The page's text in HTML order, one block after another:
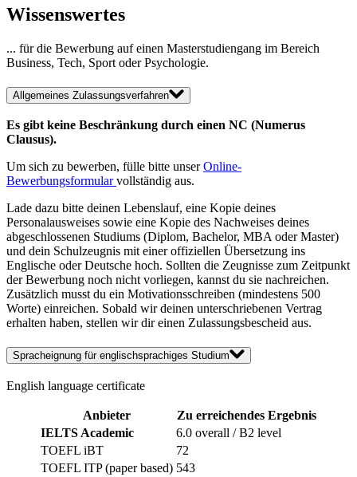
Wissenswertes
... für die Bewerbung auf einen Masterstudiengang im Bereich
Business, Tech, Sport oder Psychologie.
Allgemeines Zulassungsverfahren
Es gibt keine Beschränkung durch einen NC (Numerus
Clausus).
Um sich zu bewerben, fülle bitte unserOnline-
Bewerbungsformularvollständig aus.
Lade dazu bitte deinen Lebenslauf, eine Kopie deines
Personalausweises sowie eine Kopie des Nachweises deines
abgeschlossenen Studiums (Diplom, Bachelor, MBA oder Master)
und dein Schulzeugnis mit einer offiziellen Übersetzung ins
Englische oder Deutsche hoch. Sollten die Zeugnisse zum Zeitpunkt
der Bewerbung noch nicht vorliegen, kannst du sie nachreichen.
Zusätzlich musst du ein Motivationsschreiben (mindestens 500
Worte) einreichen. Sobald wir deinen unterschriebenen Vertrag
erhalten haben, stellen wir dir einen Zulassungsbescheid aus.
Spracheignung für englischsprachiges Studium
English language certificate
Anbieter
Zu erreichendes Ergebnis
IELTS Academic
6.0 overall / B2 level
TOEFL iBT
72
TOEFL ITP (paper based) 543